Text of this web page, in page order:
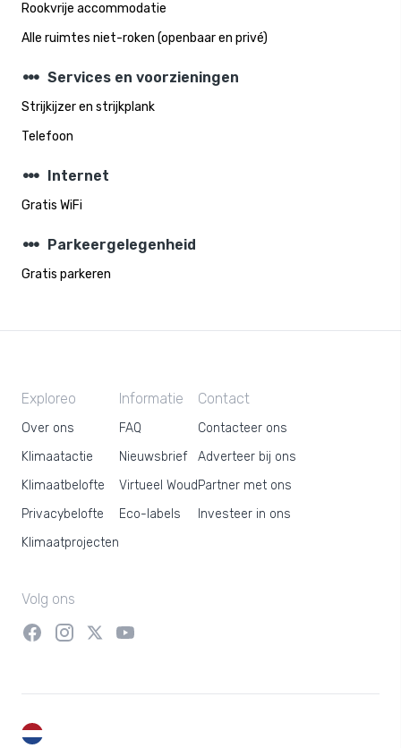
Rookvrije accommodatie
Alle ruimtes niet-roken (openbaar en privé)
steppers Services en voorzieningen
Strijkijzer en strijkplank
Telefoon
steppers Internet
Gratis WiFi
steppers Parkeergelegenheid
Gratis parkeren
Exploreo
Over ons
Klimaatactie
Klimaatbelofte
Privacybelofte
Klimaatprojecten
Informatie
FAQ
Nieuwsbrief
Virtueel Woud
Eco-labels
Contact
Contacteer ons
Adverteer bij ons
Partner met ons
Investeer in ons
Volg ons